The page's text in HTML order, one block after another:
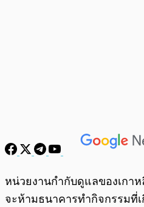
พร้อมเล่น
หน่วยงานกำกับดูแลของเกา
จะห้ามธนาคารทำกิจกรรมที่